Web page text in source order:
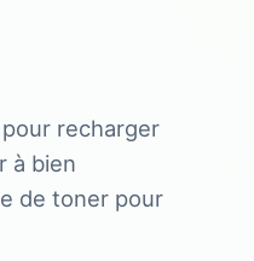
recharger
à bien
de toner pour